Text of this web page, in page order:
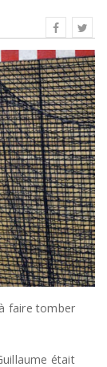
faire tomber
était